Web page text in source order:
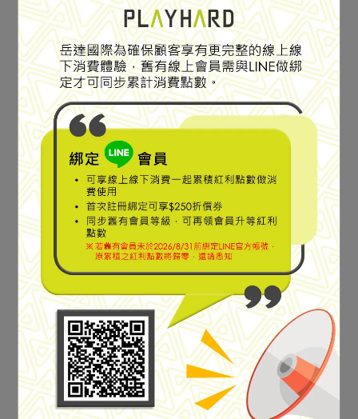
SPECIAL SALE
兩件式防水化纖連帽外套
【Mountain Hardwear】
Firefall™ Trifecta Jacket
兩件式防水化纖連帽外套
男款 深海藍/滿月藍
#2134711
NT$9,600 NT$12,800
SPECIAL SALE
兩件式防水化纖連帽外套
【Mountain Hardwear】
Firefall™ Trifecta Jacket
兩件式防水化纖連帽外套
男款 黑色 #2134711
NT$9,600NT$12,800